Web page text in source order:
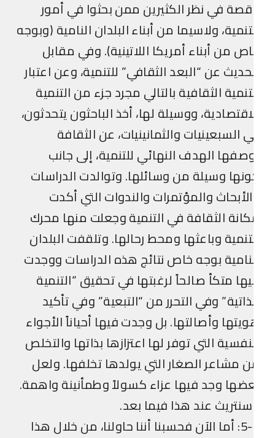
في نظر الكثيرين ممن بحثوا في أمور
ولاسيما من أبناء البلدان النامية (وبوجه
من أبناء أمريكا اللاتينية). وفي مقابل
عن “البعد الثقافي” للتنمية، وعن اعتبار
الثقافية بالتالي مجرد جزء من التنمية
ووسيلة لها، أخذ الباحثون يتحدثون،
السبعينيات والثمانينيات، عن الثقافة
الهدف النهائي للتنمية، إلى جانب
وسيلة من وسائلها. وتوالدت الدراسات
والمؤتمرات والندوات التي أكدت
الثقافة في التنمية وجعلت منها محرك
وباعثها ومحط رحالها. وتلقفت البلدان
بوجه خاص نتائج هذه الدراسات ووجدت
متكأ صالحاً لرغبتها في تحقيق “التنمية
وفي التحرر من “التبعية” وفي تأكيد
وأصالتها. بل وجدت فيها أحياناً الأجواء
التي توفر لها اعتزازها بذاتها والتخلص
مشاعر الصغار التي يولدها تخلفها. ولعل
وجد فيها عزاء كسولاً وطمأنينة واهمة.
عند هذا فيما بعد.
5-1: أما الآن فحسبنا أننا حاولنا، من خلال هذا